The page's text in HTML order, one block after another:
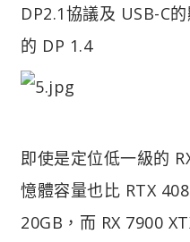
DP2.1協議及 USB-C
的 DP 1.4
即使是定位低一級的
憶體容量也比 RTX
20GB，而 RX 7900